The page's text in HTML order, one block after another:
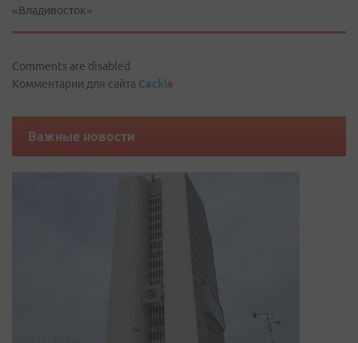
«Владивосток»
Comments are disabled
Комментарии для сайта Cackle
Важные новости